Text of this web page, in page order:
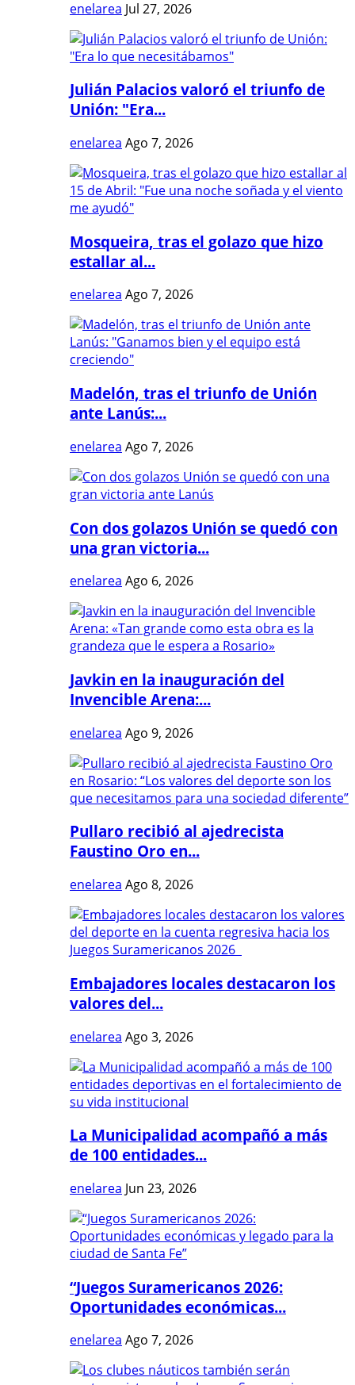
enelarea Jul 27, 2026
Julián Palacios valoró el triunfo de
Unión: "Era...
enelarea Ago 7, 2026
Mosqueira, tras el golazo que hizo
estallar al...
enelarea Ago 7, 2026
Madelón, tras el triunfo de Unión
ante Lanús:...
enelarea Ago 7, 2026
Con dos golazos Unión se quedó con
una gran victoria...
enelarea Ago 6, 2026
Javkin en la inauguración del
Invencible Arena:...
enelarea Ago 9, 2026
Pullaro recibió al ajedrecista
Faustino Oro en...
enelarea Ago 8, 2026
Embajadores locales destacaron los
valores del...
enelarea Ago 3, 2026
La Municipalidad acompañó a más
de 100 entidades...
enelarea Jun 23, 2026
“Juegos Suramericanos 2026:
Oportunidades económicas...
enelarea Ago 7, 2026